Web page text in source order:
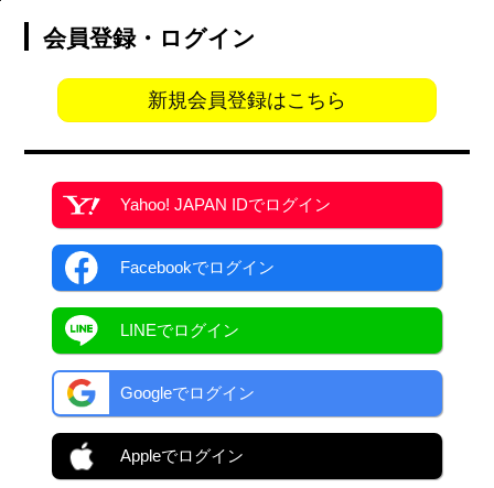
会員登録・ログイン
新規会員登録はこちら
Yahoo! JAPAN IDでログイン
Facebookでログイン
LINEでログイン
Googleでログイン
Appleでログイン